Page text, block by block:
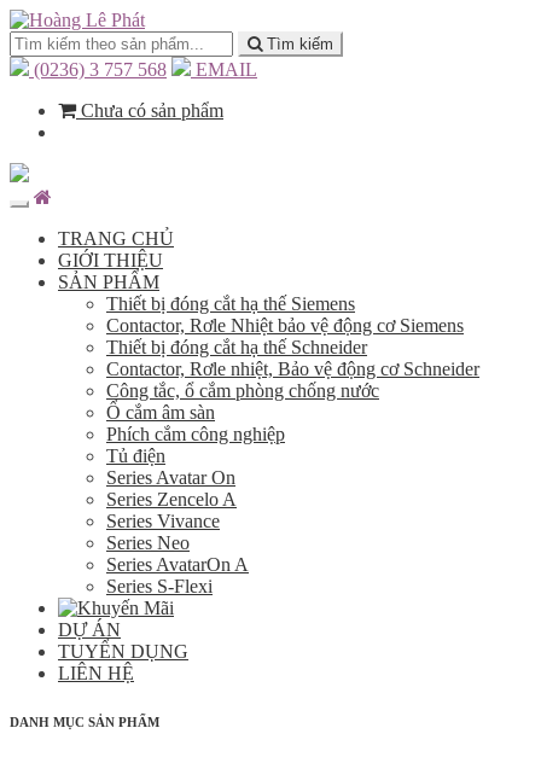
Tìm kiếm
(0236) 3 757 568
EMAIL
Chưa có sản phẩm
TRANG CHỦ
GIỚI THIỆU
SẢN PHẨM
Thiết bị đóng cắt hạ thế Siemens
Contactor, Rơle Nhiệt bảo vệ động cơ Siemens
Thiết bị đóng cắt hạ thế Schneider
Contactor, Rơle nhiệt, Bảo vệ động cơ Schneider
Công tắc, ổ cắm phòng chống nước
Ổ cắm âm sàn
Phích cắm công nghiệp
Tủ điện
Series Avatar On
Series Zencelo A
Series Vivance
Series Neo
Series AvatarOn A
Series S-Flexi
DỰ ÁN
TUYỂN DỤNG
LIÊN HỆ
DANH MỤC SẢN PHẨM